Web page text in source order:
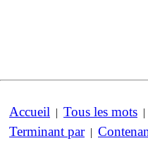
Accueil | Tous les mots |
Terminant par|